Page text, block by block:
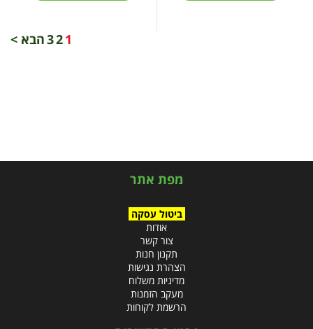
1
2
3הבא >
מפת אתר
ביטול עסקה
אודות
צור קשר
תקנון חנות
הצהרת נגישות
מדיניות משלוח
מעקב הזמנות
הרשמת לקוחות